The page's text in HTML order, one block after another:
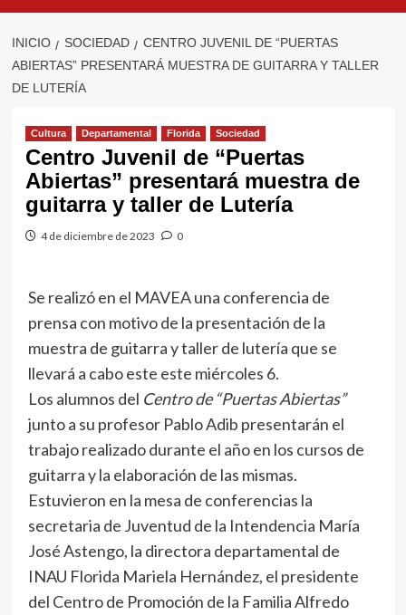
INICIO SOCIEDAD
CENTRO JUVENIL DE “PUERTAS
ABIERTAS” PRESENTARÁ MUESTRA DE GUITARRA Y TALLER
DE LUTERÍA
Cultura Departamental Florida Sociedad
Centro Juvenil de “Puertas
Abiertas” presentará muestra de
guitarra y taller de Lutería
4 de diciembre de 2023 0
Se realizó en el MAVEA una conferencia de
prensa con motivo de la presentación de la
muestra de guitarra y taller de lutería que se
llevará a cabo este este miércoles 6.
Los alumnos del Centro de “Puertas Abiertas”
junto a su profesor Pablo Adib presentarán el
trabajo realizado durante el año en los cursos de
guitarra y la elaboración de las mismas.
Estuvieron en la mesa de conferencias la
secretaria de Juventud de la Intendencia María
José Astengo, la directora departamental de
INAU Florida Mariela Hernández, el presidente
del Centro de Promoción de la Familia Alfredo